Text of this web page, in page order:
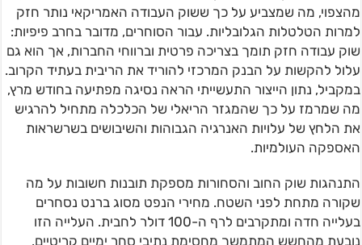
מהצפוי, מה שמצביע על כך ששוק העבודה האמריקאי נותר חזק
למרות הטלטלות הגלובליות. עבור הסוחרים, מדובר בחרב פיפיות:
שוק עבודה חזק תומך בצריכה פרטית וברווחי החברות, אך הוא גם
עלול להקשות על הבנק המרכזי להוריד את הריבית בעתיד הקרוב.
במקביל, נתון הייצור התעשייתי הראה נסיגה מפתיעה בחודש מרץ,
מה שמרמז על כך שהמגזר הריאלי של הכלכלה מתחיל להרגיש
את הלחץ של עלויות האנרגיה הגבוהות והשיבושים בשרשראות
האספקה העולמיות.
התנהגות שוק החוב והסחורות מספקת תובנות חשובות על מה
שקורה מתחת לפני השטח. מחירי הנפט מסוג ברנט נסחרים
בעלייה חדה ומתקרבים לרף ה-100 דולר לחבית. העלייה הזו
נובעת מהחשש המתמשך מחסימת נתיבי סחר ימיים קריטיים,